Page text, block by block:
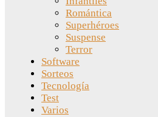
Romántica
Superhéroes
Suspense
Terror
Software
Sorteos
Tecnología
Test
Varios